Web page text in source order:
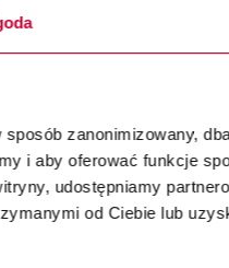
zanonimizowany,
i aby oferować funkcje
udostępniamy
od Ciebie lub